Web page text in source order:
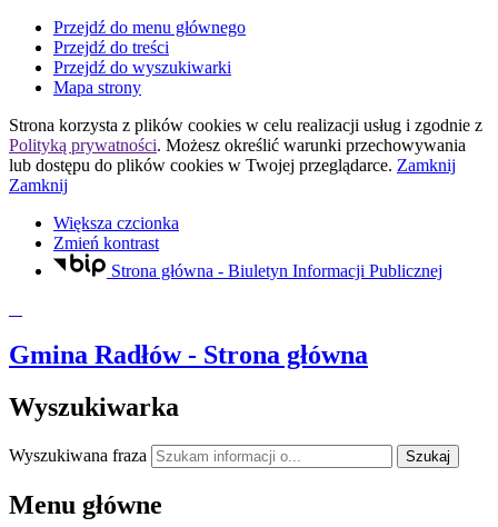
Przejdź do menu głównego
Przejdź do treści
Przejdź do wyszukiwarki
Mapa strony
Strona korzysta z plików cookies w celu realizacji usług i zgodnie z
Polityką prywatności. Możesz określić warunki przechowywania
lub dostępu do plików cookies w Twojej przeglądarce. Zamknij
Zamknij
Większa czcionka
Zmień kontrast
Strona główna - Biuletyn Informacji Publicznej
Gmina Radłów- Strona główna
Wyszukiwarka
Wyszukiwana fraza Szukaj
Menu główne